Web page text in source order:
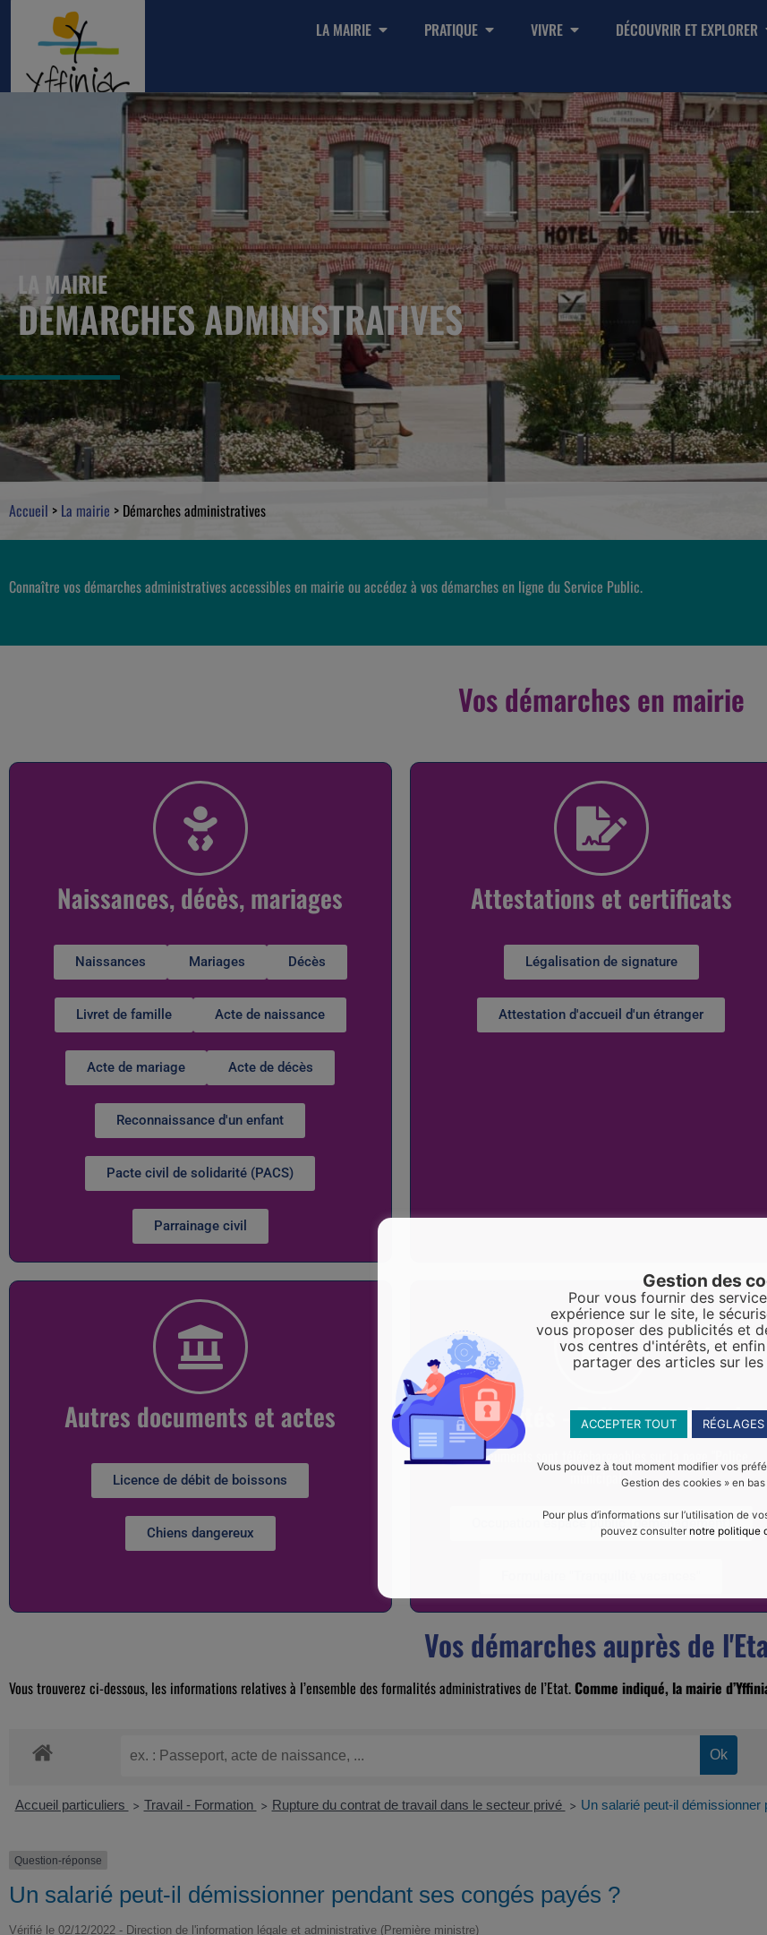
LA MAIRIE PRATIQUE VIVRE DÉCOUVRIR ET EXPLORER
LA MAIRIE
DÉMARCHES ADMINISTRATIVES
Accueil > La mairie > Démarches administratives
Connaître vos démarches administratives accessibles en mairie ou accédez à vos démarches en ligne du Service Public.
Vos démarches en mairie
Naissances, décès, mariages
Naissances Mariages Décès
Livret de famille Acte de naissance
Acte de mariage Acte de décès
Reconnaissance d'un enfant
Pacte civil de solidarité (PACS)
Parrainage civil
Attestations et certificats
Légalisation de signature
Attestation d'accueil d'un étranger
Autres documents et actes
Licence de débit de boissons
Chiens dangereux
Formalités - Police municipale
Les documents sont téléchargeables sur la page "Police
municipale"
Occupation espace public (déménagement)
Vos démarches auprès de
Vous trouverez ci-dessous, les informations relatives à l’ensemble des formalités administratives de l’Etat.Comme indiqué, la mairie
Accueil particuliers > Travail - Formation > Rupture du contrat de travail dans le secteur privé > Un salarié peut-il
Question-réponse
Un salarié peut-il démissionner pendant ses congés payés ?
Vérifié le 02/12/2022 - Direction de l'information légale et administrative (Première ministre)
Gestion des
Pour vous fournir des
expérience sur le site, le
vous proposer des publicités et
vos centres d'intérêts, et
partager des articles sur les
ACCEPTER TOUT RÉGLAGES
Vous pouvez à tout moment modifier vos
Gestion des cookies » en
Pour plus d’informations sur l’utilisation de
pouvez consulter notre politique